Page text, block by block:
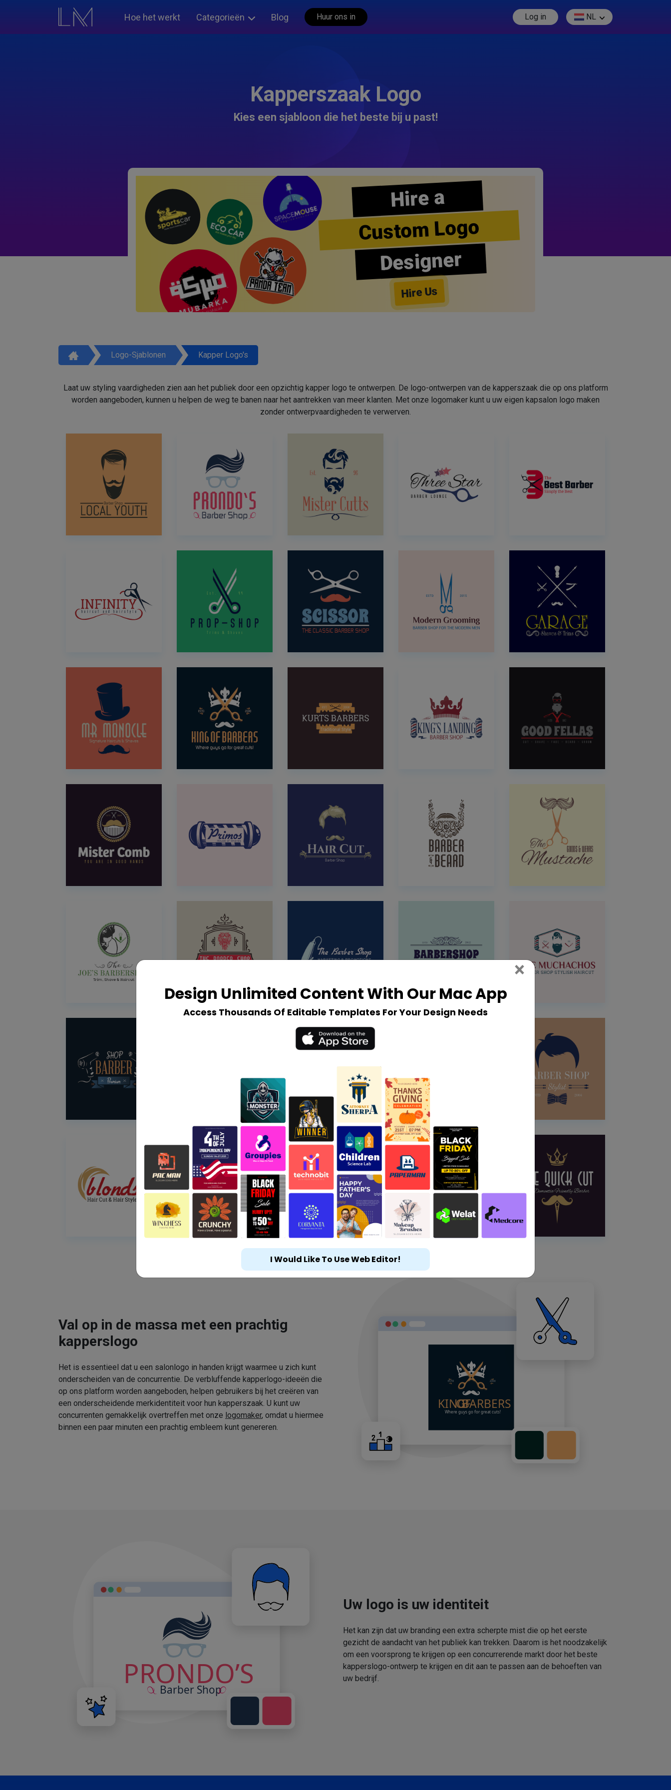
Hoe het werkt Categorieën Blog Huur ons in Log in NL
Kapperszaak Logo
Kies een sjabloon die het beste bij u past!
Hire a
Custom Logo
Designer
Hire Us
Logo-Sjablonen Kapper Logo's
Laat uw styling vaardigheden zien aan het publiek door een opzichtig kapper logo te ontwerpen. De logo-ontwerpen van de kapperszaak die op ons platform
worden aangeboden, kunnen u helpen de weg te banen naar het aantrekken van meer klanten. Met onze logomaker kunt u uw eigen kapsalon logo maken
zonder ontwerpvaardigheden te verwerven.
Val op in de massa met een prachtig
kapperslogo
Het is essentieel dat u een salonlogo in handen krijgt waarmee u zich kunt
onderscheiden van de concurrentie. De verbluffende kapperlogo-ideeën die
op ons platform worden aangeboden, helpen gebruikers bij het creëren van
een onderscheidende merkidentiteit voor hun kapperszaak. U kunt uw
concurrenten gemakkelijk overtreffen met onze logomaker, omdat u hiermee
binnen een paar minuten een prachtig embleem kunt genereren.
Uw logo is uw identiteit
Het kan zijn dat uw branding een extra scherpte mist die op het eerste
gezicht de aandacht van het publiek kan trekken. Daarom is het noodzakelijk
om een voorsprong te krijgen op een concurrerende markt door het beste
kapperslogo-ontwerp te krijgen en dit aan te passen aan de behoeften van
uw bedrijf.
Design Unlimited Content With Our Mac App
Access Thousands Of Editable Templates For Your Design Needs
× Close
I Would Like To Use Web Editor!